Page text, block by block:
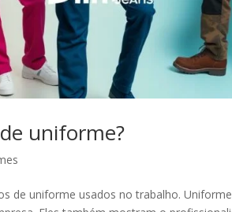
uniforme?
de uniforme usados no trabalho.